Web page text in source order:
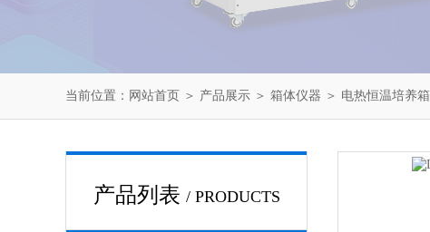
当前位置： 网站首页 ＞ 产品展示 ＞ 箱体仪器 ＞ 电热恒温培养箱
产品列表 / PRODUCTS